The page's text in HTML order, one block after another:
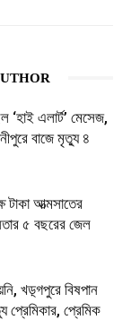
এলার্ট’ মেসেজ,
বাজে মৃত্যু ৪
আত্মসাতের
৫ বছরের জেল
খড়্গপুরে বিষপান
প্রেমিকার, প্রেমিক